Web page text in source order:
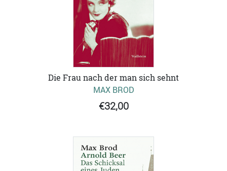
Die Frau nach der man sich sehnt
MAX BROD
€32,00